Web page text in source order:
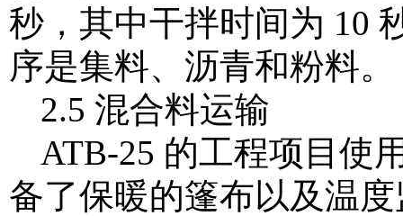
秒，其中干拌时间为 10
序是集料、沥青和粉料。
2.5 混合料运输
ATB-25 的工程项目使
备了保暖的篷布以及温